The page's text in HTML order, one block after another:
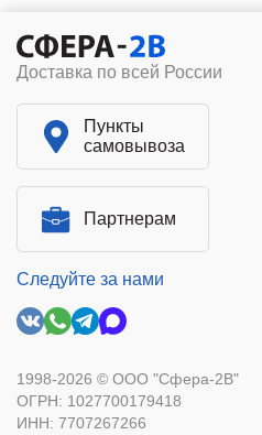
Доставка по всей России
Пункты
самовывоза
Партнерам
Следуйте за нами
1998-2026 © ООО "Сфера-2В"
ОГРН: 1027700179418
ИНН: 7707267266